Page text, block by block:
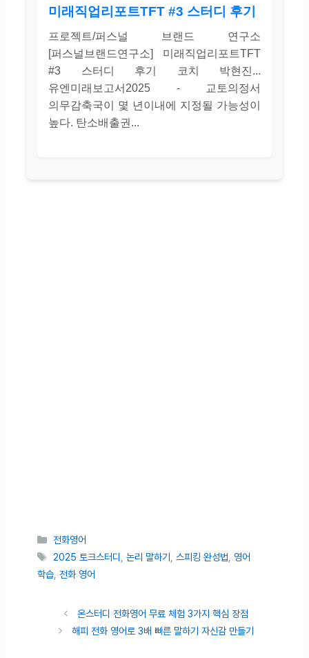
미래직업리포트TFT #3 스터디 후기
프로젝트/퍼스널 브랜드 연구소
[퍼스널브랜드연구소] 미래직업리포트TFT
#3 스터디 후기 코치 박현진...
유엔미래보고서2025 - 교토의정서
의무감축국이 몇 년이내에 지정될 가능성이
높다. 탄소배출권...
카테고리
전화영어
태그
2025 토크스터디 ,논리 말하기 ,스피킹 완성법 영어
학습 전화 영어
온스터디 전화영어 무료 체험 3가지 핵심 장점
해피 전화 영어로 3배 빠른 말하기 자신감 만들기